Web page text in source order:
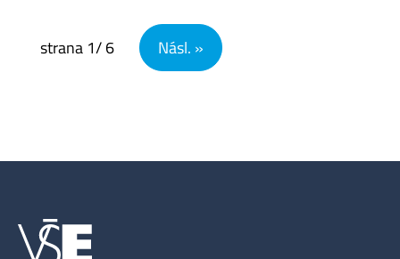
Navigace pro příspěvky
strana 1/ 6 Násl. »